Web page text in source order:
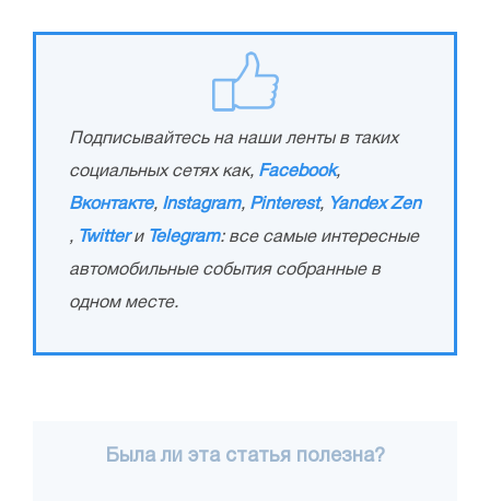
Подписывайтесь на наши ленты в таких
социальных сетях как, Facebook,
Вконтакте, Instagram, Pinterest, Yandex Zen
, Twitterи Telegram: все самые интересные
автомобильные события собранные в
одном месте.
Была ли эта статья полезна?